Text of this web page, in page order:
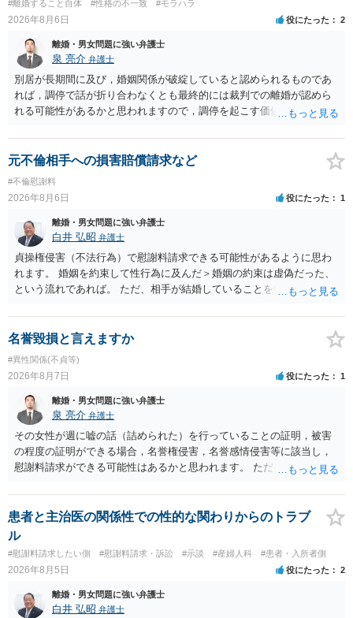
#離婚すること自体 #性格の不一致 #モラハラ
2026年8月6日 役にたった 2
離婚・男女問題に強い弁護士
泉 亮介 弁護士
別居が長期間に及び，婚姻関係が破綻していると認められるものであ
れば，調停で話が折り合わなくとも最終的には裁判での離婚が認めら
れる可能性があるかと思われますので，調停を起こす価値はあるよう
は調停が成立するということはないため，相手が合意するメリットを
だしてでも調停で終わらせるよう努めるのか，裁判離婚を見据えて調
停での離婚に固執しないかいずれかの対応は必要となるかと思われま
す。 お一人で対応するのは難しい側面もありますので弁護士を立てる
ことを検討されると良いかと思われます。
元不倫相手への損害賠償請求など
#不倫慰謝料
2026年8月6日 役にたった 1
離婚・男女問題に強い弁護士
白井 弘昭 弁護士
貞操権侵害（不法行為）で慰謝料請求できる可能性があるように思わ
れます。 婚姻を約束して性行為に及んだ＞婚姻の約束は虚偽だった、
という流れであれば。 ただ、相手が結婚していることを知って行為に
性も認められそうですので、あまり慰謝料は高額にならないように思
われます。 一度、最寄りの弁護士に相談してみてください。
名誉毀損と言えますか
#異性関係(不貞等)
2026年8月7日 役にたった 1
離婚・男女問題に強い弁護士
泉 亮介 弁護士
その女性が週に嘘の話（詰められた）を行っていることの証明，被害
の程度の証明ができる場合，名誉権侵害，名誉感情侵害等に該当し，
慰謝料請求ができる可能性はあるかと思われます。 ただ弁護士費用を
た方が良いでしょう。
患者と主治医の関係性での性的な関わりからのトラブ
ル
#慰謝料請求したい側 #慰謝料請求・訴訟 #示談 #産婦人科 #患者・入所者側
2026年8月5日 役にたった 2
離婚・男女問題に強い弁護士
白井 弘昭 弁護士